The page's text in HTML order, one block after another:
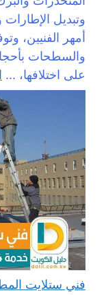
وتبديل الإطارات
أمهر الفنيين،
والسطحات
على اختلافها، ...